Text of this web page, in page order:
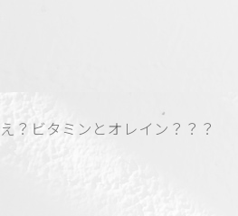
え？ビタミンとオレイン？？？